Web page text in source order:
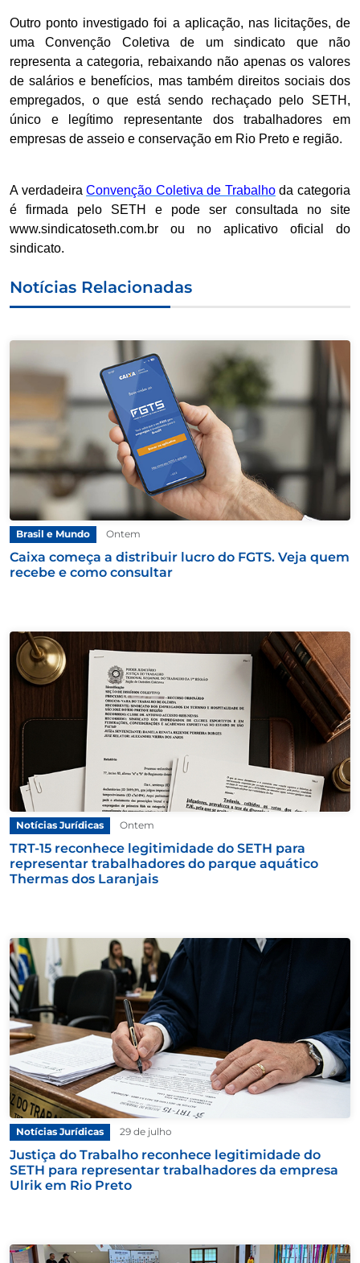
Outro ponto investigado foi a aplicação, nas licitações, de
uma Convenção Coletiva de um sindicato que não
representa a categoria, rebaixando não apenas os valores
de salários e benefícios, mas também direitos sociais dos
empregados, o que está sendo rechaçado pelo SETH,
único e legítimo representante dos trabalhadores em
empresas de asseio e conservação em Rio Preto e região.
A verdadeiraConvenção Coletiva de Trabalhoda categoria
é firmada pelo SETH e pode ser consultada no site
www.sindicatoseth.com.br ou no aplicativo oficial do
sindicato.
Notícias Relacionadas
Brasil e Mundo Ontem
Caixa começa a distribuir lucro do FGTS. Veja quem
recebe e como consultar
Notícias Jurídicas Ontem
TRT-15 reconhece legitimidade do SETH para
representar trabalhadores do parque aquático
Thermas dos Laranjais
Notícias Jurídicas 29 de julho
Justiça do Trabalho reconhece legitimidade do
SETH para representar trabalhadores da empresa
Ulrik em Rio Preto